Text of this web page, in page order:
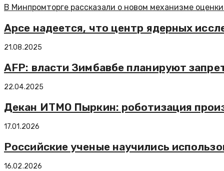
В Минпромторге рассказали о новом механизме
Арсе надеется, что центр ядерных
21.08.2025
AFP: власти Зимбавбе планируют
22.04.2025
Декан ИТМО Пыркин: роботизация
17.01.2026
Российские ученые научились
16.02.2026